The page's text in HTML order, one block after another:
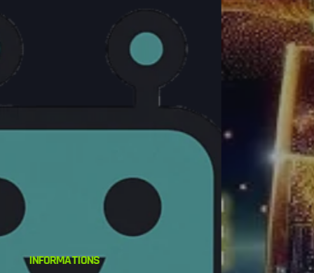
ASSOCIATION
INFORMATIONS